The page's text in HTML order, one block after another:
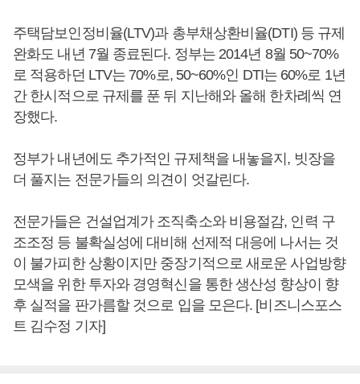
주택담보인정비율(LTV)과 총부채상환비율(DTI) 등 규제
완화도 내년 7월 종료된다. 정부는 2014년 8월 50~70%
로 적용하던 LTV는 70%로, 50~60%인 DTI는 60%로 1년
간 한시적으로 규제를 푼 뒤 지난해와 올해 한차례씩 연
장했다.
정부가 내년에도 추가적인 규제책을 내놓을지, 빗장을
더 풀지는 전문가들의 의견이 엇갈린다.
전문가들은 건설업계가 조직축소와 비용절감, 인력 구
조조정 등 불확실성에 대비해 선제적 대응에 나서는 것
이 불가피한 상황이지만 중장기적으로 새로운 사업방향
모색을 위한 투자와 경영혁신을 통한 생산성 향상이 향
후 실적을 판가름할 것으로 입을 모은다. [비즈니스포스
트 김수정 기자]